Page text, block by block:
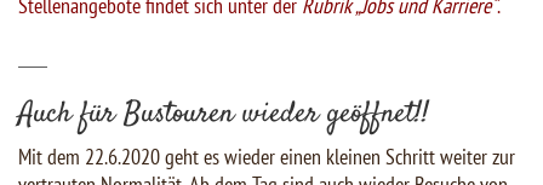
Stellenangebote findet sich unter der Rubrik „Jobs und Karriere“.
Auch für Bustouren wieder geöffnet!!
Mit dem 22.6.2020 geht es wieder einen kleinen Schritt weiter zur